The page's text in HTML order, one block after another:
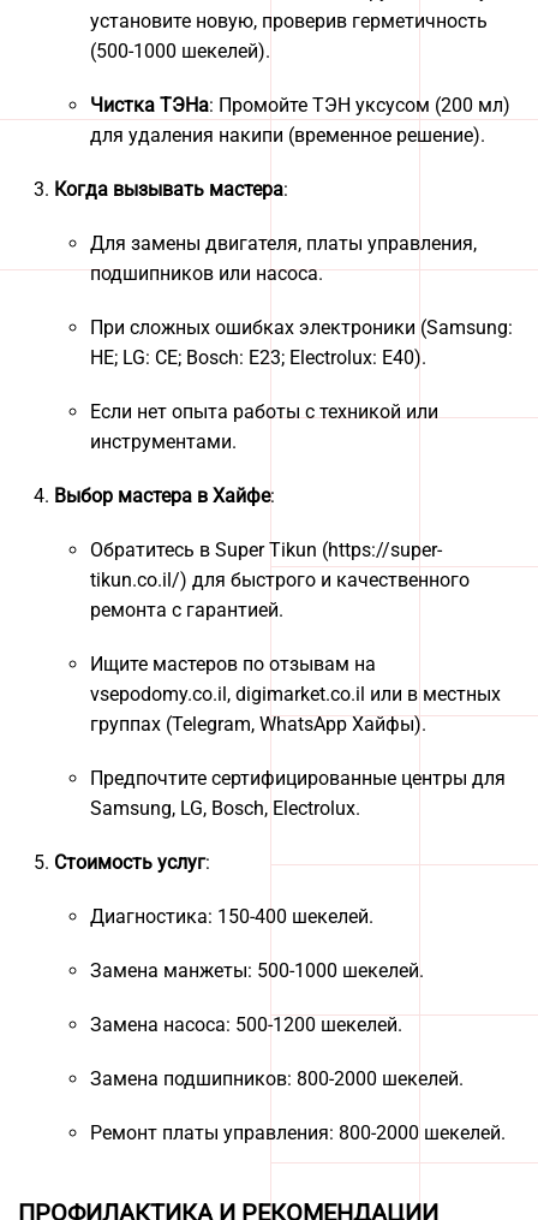
установите новую, проверив герметичность
(500-1000 шекелей).
Чистка ТЭНа: Промойте ТЭН уксусом (200 мл)
для удаления накипи (временное решение).
Когда вызывать мастера:
Для замены двигателя, платы управления,
подшипников или насоса.
При сложных ошибках электроники (Samsung:
HE; LG: CE; Bosch: E23; Electrolux: E40).
Если нет опыта работы с техникой или
инструментами.
Выбор мастера в Хайфе:
Обратитесь в Super Tikun (https://super-
tikun.co.il/) для быстрого и качественного
ремонта с гарантией.
Ищите мастеров по отзывам на
vsepodomy.co.il, digimarket.co.il или в местных
группах (Telegram, WhatsApp Хайфы).
Предпочтите сертифицированные центры для
Samsung, LG, Bosch, Electrolux.
Стоимость услуг:
Диагностика: 150-400 шекелей.
Замена манжеты: 500-1000 шекелей.
Замена насоса: 500-1200 шекелей.
Замена подшипников: 800-2000 шекелей.
Ремонт платы управления: 800-2000 шекелей.
ПРОФИЛАКТИКА И РЕКОМЕНДАЦИИ